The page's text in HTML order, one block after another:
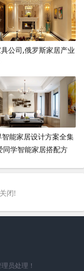
公司,俄罗斯家居产业
能家居设计方案全集
同学智能家居搭配方
闭!
员处理！